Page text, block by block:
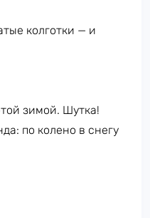
колготки — и
зимой. Шутка!
по колено в снегу